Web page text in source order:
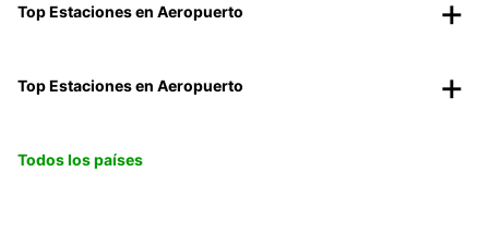
Top Estaciones en Aeropuerto
Top Estaciones en Aeropuerto
Todos los países